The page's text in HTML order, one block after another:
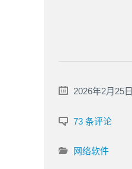
2026年2月25日
73 条评论
网络软件